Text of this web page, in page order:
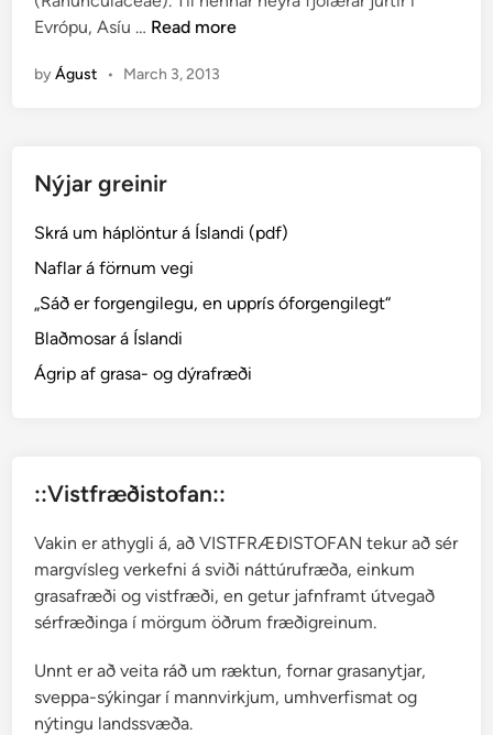
d
iEvrópu, Asíu … B
á
H
p
a
i
c
a
Read more
byÁgust • March 3, 2013
Nýjar greinir
Skrá um háplöntur á Íslandi (pdf)
Naflar á förnum vegi
„Sáð er forgengilegu, en upprís óforgengilegt“
Blaðmosar á Íslandi
Ágrip af grasa- og dýrafræði
::Vistfræðistofan::
Vakin er athygli á, að VISTFRÆÐISTOFAN tekur að sér
margvísleg verkefni á sviði náttúrufræða, einkum
grasafræði og vistfræði, en getur jafnframt útvegað
sérfræðinga í mörgum öðrum fræðigreinum.
Unnt er að veita ráð um ræktun, fornar grasanytjar,
sveppa-sýkingar í mannvirkjum, umhverfismat og
nýtingu landssvæða.